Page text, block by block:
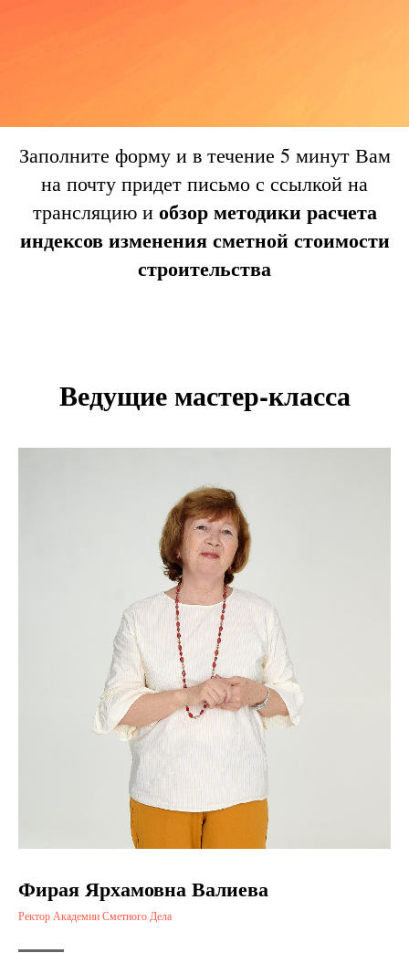
Заполните форму и в течение 5 минут Вам
на почту придет письмо с ссылкой на
трансляцию и обзор методики расчета
индексов изменения сметной стоимости
строительства
Ведущие мастер-класса
Фирая Ярхамовна Валиева
Ректор Академии Сметного Дела